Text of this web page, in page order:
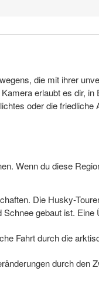
die mit ihrer
erlaubt es dir,
oder die
Wenn du diese
Die Husky-
gebaut ist.
Fahrt durch die
durch den